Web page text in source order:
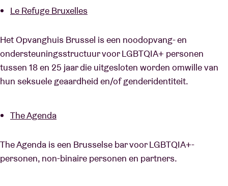
Le Refuge Bruxelles
Het Opvanghuis Brussel is een noodopvang- en
ondersteuningsstructuur voor LGBTQIA+ personen
tussen 18 en 25 jaar die uitgesloten worden omwille van
hun seksuele geaardheid en/of genderidentiteit.
The Agenda
The Agenda is een Brusselse bar voor LGBTQIA+-
personen, non-binaire personen en partners.